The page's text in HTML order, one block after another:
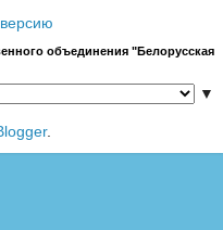
объединения "Белорусская
▼
.